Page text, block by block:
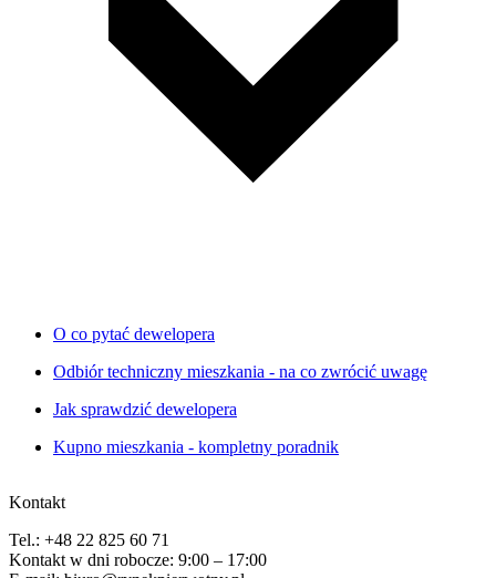
O co pytać dewelopera
Odbiór techniczny mieszkania - na co zwrócić uwagę
Jak sprawdzić dewelopera
Kupno mieszkania - kompletny poradnik
Kontakt
Tel.: +48 22 825 60 71
Kontakt w dni robocze: 9:00 – 17:00